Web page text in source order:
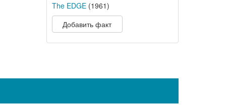
The EDGE(1961)
Добавить факт